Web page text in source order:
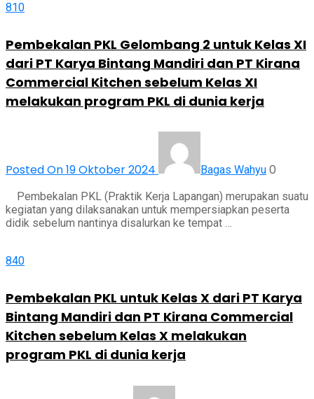
810
Pembekalan PKL Gelombang 2 untuk Kelas XI
dari PT Karya Bintang Mandiri dan PT Kirana
Commercial Kitchen sebelum Kelas XI
melakukan program PKL di dunia kerja
Posted On 19 Oktober 2024 Bagas Wahyu 0
Pembekalan PKL (Praktik Kerja Lapangan) merupakan suatu
kegiatan yang dilaksanakan untuk mempersiapkan peserta
didik sebelum nantinya disalurkan ke tempat …
840
Pembekalan PKL untuk Kelas X dari PT Karya
Bintang Mandiri dan PT Kirana Commercial
Kitchen sebelum Kelas X melakukan
program PKL di dunia kerja